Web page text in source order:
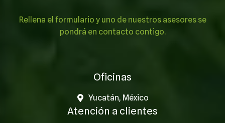
Rellena el formulario y uno de nuestros asesores se
pondrá en contacto contigo.
Oficinas
Yucatán, México
Atención a clientes